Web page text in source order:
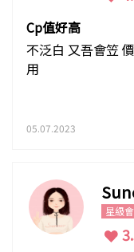
Cp值好高
不泛白 又吾會笠
用
05.07.2023
星級